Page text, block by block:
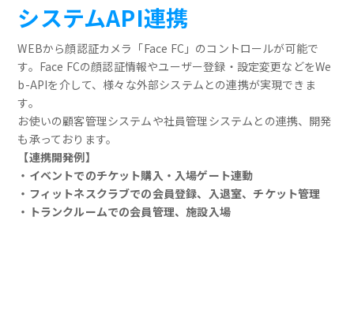
システムAPI連携
WEBから顔認証カメラ「Face FC」のコントロールが可能で
す。Face FCの顔認証情報やユーザー登録・設定変更などをWe
b-APIを介して、様々な外部システムとの連携が実現できま
す。
お使いの顧客管理システムや社員管理システムとの連携、開発
も承っております。
【連携開発例】
・イベントでのチケット購入・入場ゲート連動
・フィットネスクラブでの会員登録、入退室、チケット管理
・トランクルームでの会員管理、施設入場